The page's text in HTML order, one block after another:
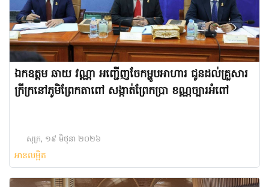
ឯកឧត្ដម ឆាយ វណ្ណា អញ្ជើញ​ចែកម្ហូបអាហារ ជូនដល់គ្រួសារ
ក្រីក្រនៅភូមិព្រែកតាពៅ សង្កាត់ព្រែកប្រា ខណ្ណច្បារអំពៅ
សុក្រ, ១៩ មិថុនា ២០២៦
អានលម្អិត